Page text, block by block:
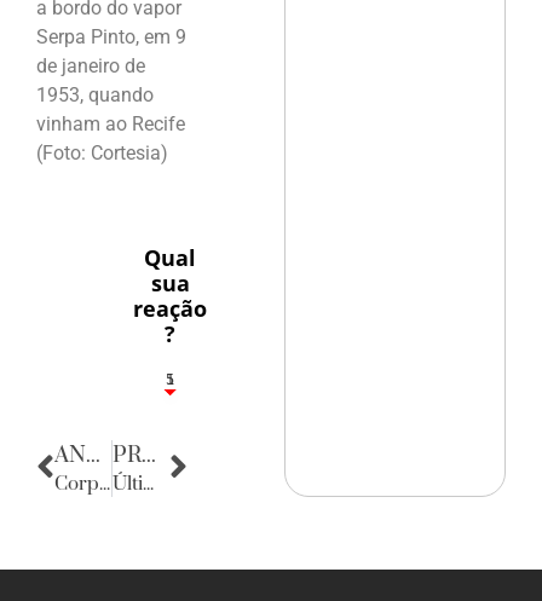
a bordo do vapor
Serpa Pinto, em 9
de janeiro de
1953, quando
vinham ao Recife
(Foto: Cortesia)
Qual
sua
reação
?
1
5
ANTERIOR
Corpo Consular
PRÓXIMA
Últimas Noticias